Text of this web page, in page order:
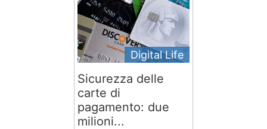
Digital Life
Sicurezza delle
carte di
pagamento: due
milioni...